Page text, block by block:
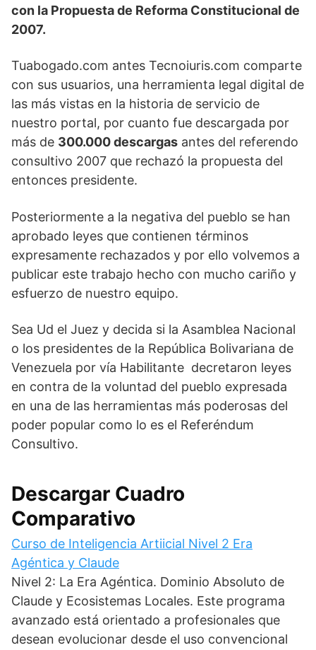
t
t
e
o
d
A
r
con la Propuesta de Reforma Constitucional de
2007.
Tuabogado.com antes Tecnoiuris.com comparte
con sus usuarios, una herramienta legal digital de
las más vistas en la historia de servicio de
nuestro portal, por cuanto fue descargada por
más de 300.000 descargas antes del referendo
consultivo 2007 que rechazó la propuesta del
entonces presidente.
Posteriormente a la negativa del pueblo se han
aprobado leyes que contienen términos
expresamente rechazados y por ello volvemos a
publicar este trabajo hecho con mucho cariño y
esfuerzo de nuestro equipo.
Sea Ud el Juez y decida si la Asamblea Nacional
o los presidentes de la República Bolivariana de
Venezuela por vía Habilitante decretaron leyes
en contra de la voluntad del pueblo expresada
en una de las herramientas más poderosas del
poder popular como lo es el Referéndum
Consultivo.
Descargar Cuadro
Comparativo
Curso de Inteligencia Artiicial Nivel 2 Era
Agéntica y Claude
Nivel 2: La Era Agéntica. Dominio Absoluto de
Claude y Ecosistemas Locales. Este programa
avanzado está orientado a profesionales que
desean evolucionar desde el uso convencional